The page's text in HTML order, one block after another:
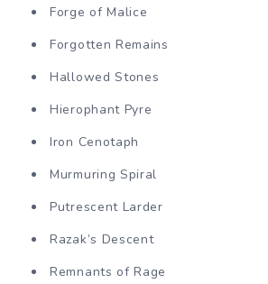
Forge of Malice
Forgotten Remains
Hallowed Stones
Hierophant Pyre
Iron Cenotaph
Murmuring Spiral
Putrescent Larder
Razak’s Descent
Remnants of Rage